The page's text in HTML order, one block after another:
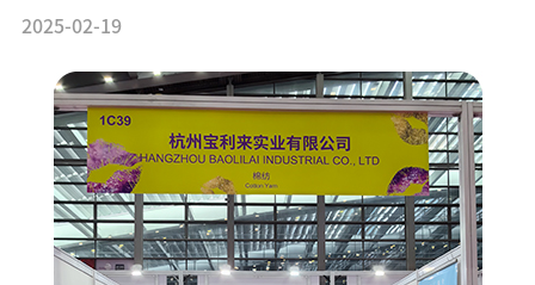
工艺流程
展会参展
行业知识
联系我们
2025-02-19